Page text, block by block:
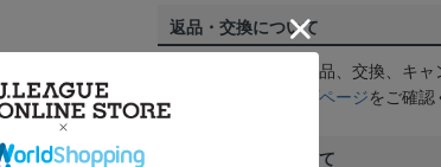
返品・交換について
お客様都合による返品、交換、キ
ヘルプページをご確認
ご注文の確定について